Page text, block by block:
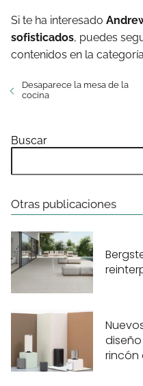
Si te ha interesado
sofisticados, puedes
contenidos en la categoría
Desaparece la mesa de la
cocina
Buscar
Otras publicaciones
rincón